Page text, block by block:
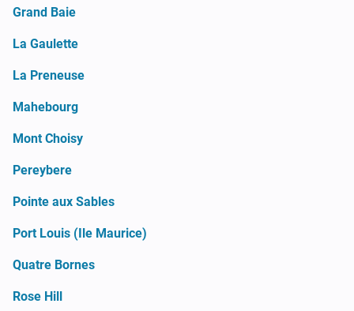
Grand Baie
La Gaulette
La Preneuse
Mahebourg
Mont Choisy
Pereybere
Pointe aux Sables
Port Louis (Ile Maurice)
Quatre Bornes
Rose Hill